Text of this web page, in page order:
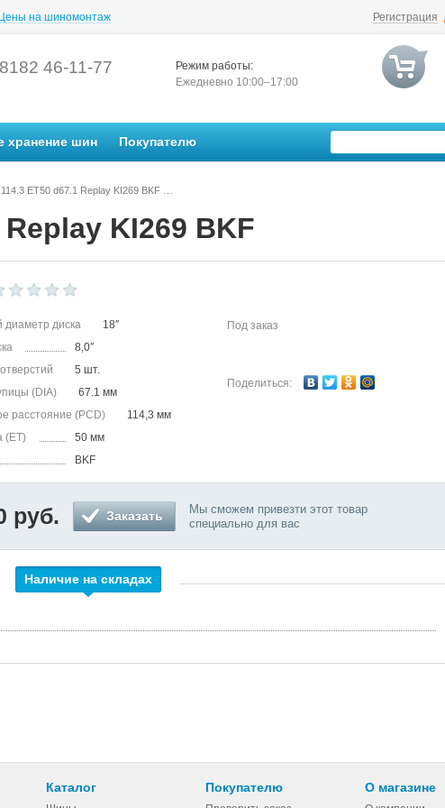
Регистрация
Цены на шиномонтаж
46-11-77
Режим работы:
Ежедневно 10:00–17:00
хранение шин Покупателю
KI269 BKF
диаметр диска
18″
8,0″
5 шт.
(DIA)
67.1 мм
расстояние (PCD)
114,3 мм
(ET)
50 мм
BKF
Под заказ
Поделиться:
руб. Заказать
Мы сможем привезти этот товар
специально для вас
Наличие на складах
Каталог Покупателю О магазине